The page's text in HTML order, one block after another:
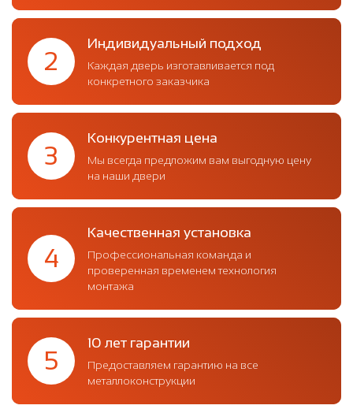
2
Индивидуальный подход
Каждая дверь изготавливается под
конкретного заказчика
3
Конкурентная цена
Мы всегда предложим вам выгодную цену
на наши двери
4
Качественная установка
Профессиональная команда и
проверенная временем технология
монтажа
5
10 лет гарантии
Предоставляем гарантию на все
металлоконструкции